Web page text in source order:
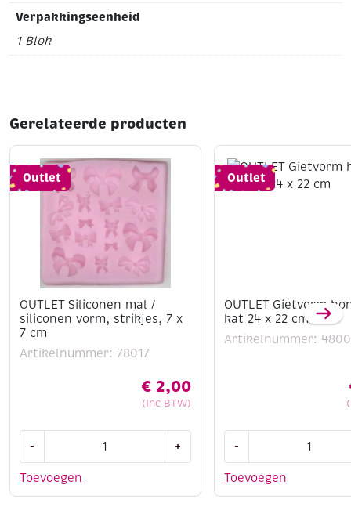
catalogus en webshop.
Glycerine transparant
Verpakkingseenheid
1 Blok
Gerelateerde producten
Outlet
OUTLET Siliconen mal /
siliconen vorm, strikjes, 7 x
7 cm
Artikelnummer: 78017
€ 2,00
(Inc BTW)
Toevoegen
-
mal
+
Outlet
OUTLET Gietvorm
kat 24 x 22 cm
Artikelnummer:
Toevoegen
-
hond